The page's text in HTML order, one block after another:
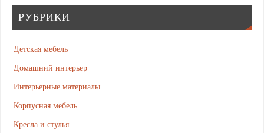
РУБРИКИ
Детская мебель
Домашний интерьер
Интерьерные материалы
Корпусная мебель
Кресла и стулья